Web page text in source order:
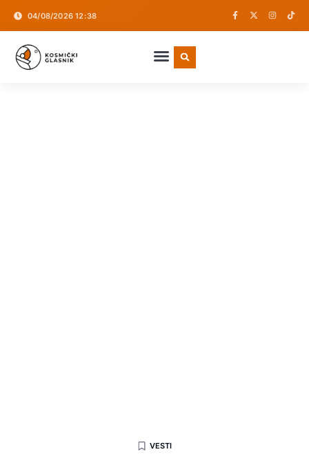
04/08/2026 12:38
VESTI